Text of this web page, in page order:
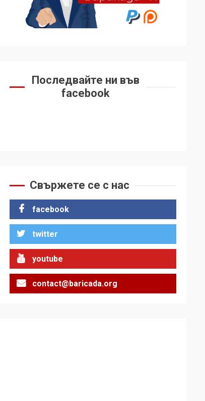
Последвайте ни във
facebook
Свържете се с нас
facebook
twitter
youtube
contact@baricada.org